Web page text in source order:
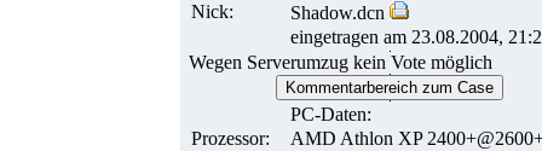
Nick:
Shadow.dcn
eingetragen am 23.08.2004,
Wegen Serverumzug kein Vote möglich
Kommentarbereich zum Case
PC-Daten:
Prozessor:
AMD Athlon XP